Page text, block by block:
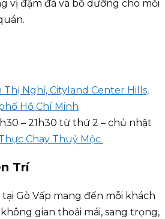
vị đậm đà và bổ dưỡng cho mỗi
Thị Nghỉ, Cityland Center Hills,
Hồ Chí Minh
– 21h30 từ thứ 2 – chủ nhật
Chay Thuỷ Mộc
Trí
Gò Vấp mang đến mỗi khách
gian thoải mái, sang trọng,